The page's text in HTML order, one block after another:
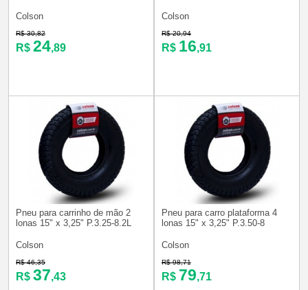
Colson
R$ 30,82
R$ 24,89
Colson
R$ 20,94
R$ 16,91
Pneu para carrinho de mão 2
lonas 15" x 3,25" P.3.25-8.2L
Colson
R$ 46,35
R$ 37,43
Pneu para carro plataforma 4
lonas 15" x 3,25" P.3.50-8
Colson
R$ 98,71
R$ 79,71